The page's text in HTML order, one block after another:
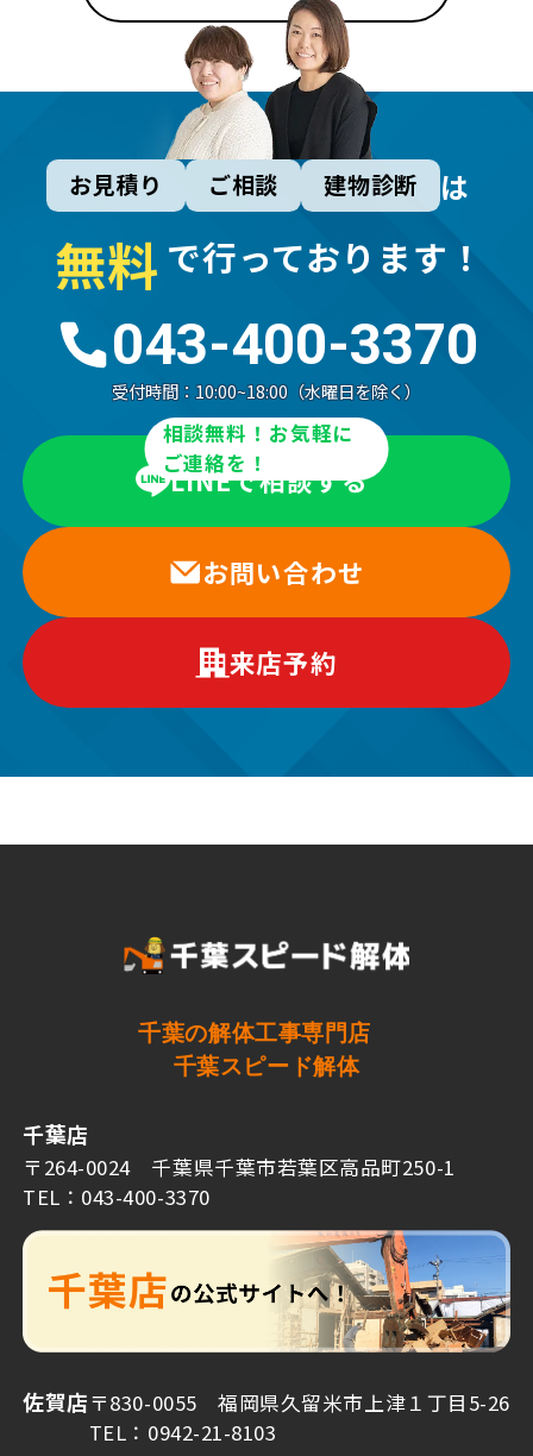
お見積り ご相談 建物診断 は
無料 で行っております！
043-400-3370
受付時間： 10:00~18:00（水曜日を除く）
相談無料！お気軽に
ご連絡を！
LINEで相談する
お問い合わせ
来店予約
千葉の解体工事専門店
千葉スピード解体
千葉店
〒264-0024 千葉県千葉市若葉区高品町250-1
TEL：043-400-3370
佐賀店〒830-0055 福岡県久留米市上津１丁目5-26
TEL：0942-21-8103